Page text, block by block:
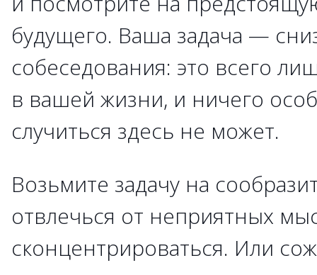
будущего. Ваша задача —
собеседования: это всего
в вашей жизни, и ничего
случиться здесь не может.
Возьмите задачу на
отвлечься от неприятных
сконцентрироваться. Или